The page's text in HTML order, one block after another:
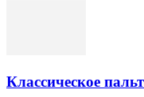
Классическое